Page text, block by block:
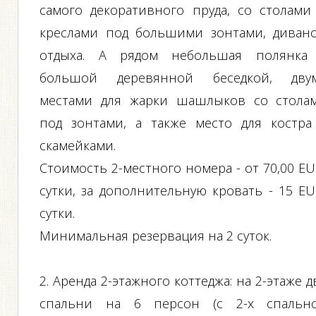
самого декоративного пруда, со
креслами под большими зонтами,
отдыха. А рядом небольшая
большой деревянной беседкой,
местами для жарки шашлыков со
под зонтами, а также место для
скамейками.
Стоимость 2-местного номера - от 70,00
сутки, за дополнительную кровать - 15
сутки.
Минимальная резервация на 2 суток.
2. Аренда 2-этажного коттеджа: на 2-этаже
спальни на 6 персон (c 2-х